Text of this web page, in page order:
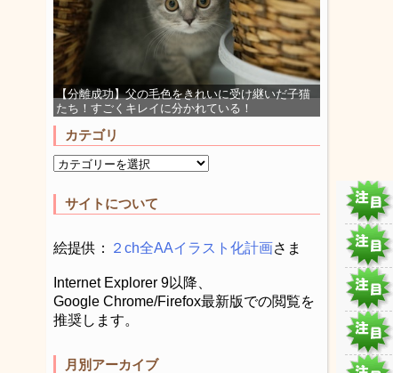
【分離成功】父の毛色をきれいに受け継いだ子猫
たち！すごくキレイに分かれている！
カテゴリ
サイトについて
絵提供： ２ch全AAイラスト化計画さま
Internet Explorer 9以降、
Google Chrome/Firefox最新版での閲覧を
推奨します。
月別アーカイブ